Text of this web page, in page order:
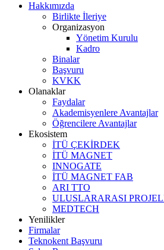
Hakkımızda
Birlikte İleriye
Organizasyon
Yönetim Kurulu
Kadro
Binalar
Başvuru
KVKK
Olanaklar
Faydalar
Akademisyenlere Avantajlar
Öğrencilere Avantajlar
Ekosistem
İTÜ ÇEKİRDEK
İTÜ MAGNET
INNOGATE
İTÜ MAGNET FAB
ARI TTO
ULUSLARARASI
MEDTECH
Yenilikler
Firmalar
Teknokent Başvuru